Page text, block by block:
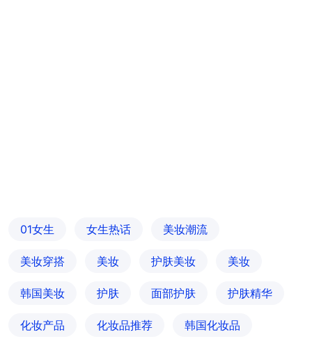
01女生 女生热话 美妆潮流
美妆穿搭 美妆 护肤美妆 美妆
韩国美妆 护肤 面部护肤 护肤精华
化妆产品 化妆品推荐 韩国化妆品